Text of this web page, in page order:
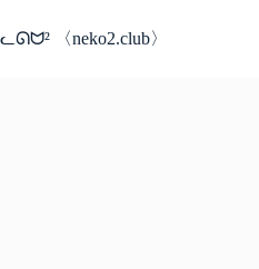
ン
ᓚᘏᗢ² 〈neko2.club〉